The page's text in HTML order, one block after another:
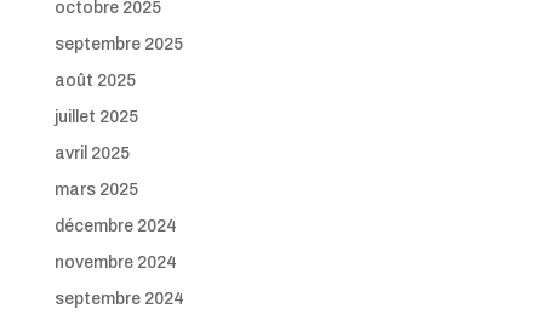
octobre 2025
septembre 2025
août 2025
juillet 2025
avril 2025
mars 2025
décembre 2024
novembre 2024
septembre 2024